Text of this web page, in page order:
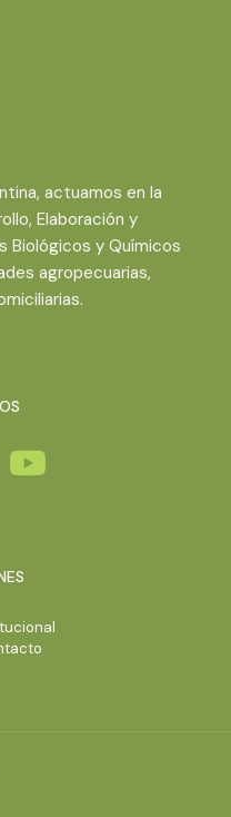
actuamos en la
Elaboración y
Biológicos y Químicos
agropecuarias,